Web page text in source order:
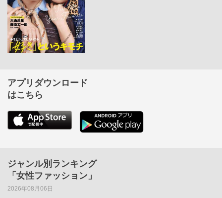
アプリダウンロード
はこちら
ジャンル別ランキング
「女性ファッション」
2026年08月06日